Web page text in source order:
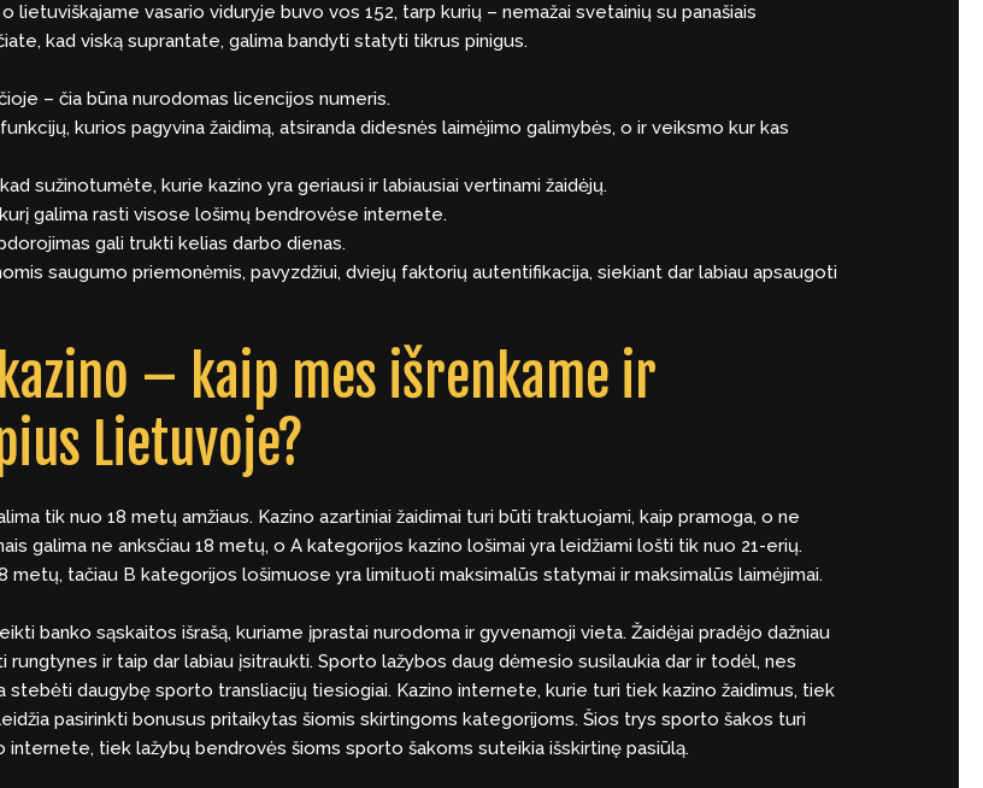
lietuviškajame vasario viduryje buvo vos 152, tarp kurių – nemažai svetainių su panašiais
kad viską suprantate, galima bandyti statyti tikrus pinigus.
– čia būna nurodomas licencijos numeris.
kurios pagyvina žaidimą, atsiranda didesnės laimėjimo galimybės, o ir veiksmo kur kas
sužinotumėte, kurie kazino yra geriausi ir labiausiai vertinami žaidėjų.
galima rasti visose lošimų bendrovėse internete.
gali trukti kelias darbo dienas.
saugumo priemonėmis, pavyzdžiui, dviejų faktorių autentifikacija, siekiant dar labiau apsaugoti
– kaip mes išrenkame ir
Lietuvoje?
tik nuo 18 metų amžiaus. Kazino azartiniai žaidimai turi būti traktuojami, kaip pramoga, o ne
galima ne anksčiau 18 metų, o A kategorijos kazino lošimai yra leidžiami lošti tik nuo 21-erių.
tačiau B kategorijos lošimuose yra limituoti maksimalūs statymai ir maksimalūs laimėjimai.
banko sąskaitos išrašą, kuriame įprastai nurodoma ir gyvenamoji vieta. Žaidėjai pradėjo dažniau
ir taip dar labiau įsitraukti. Sporto lažybos daug dėmesio susilaukia dar ir todėl, nes
stebėti daugybę sporto transliacijų tiesiogiai. Kazino internete, kurie turi tiek kazino žaidimus, tiek
pasirinkti bonusus pritaikytas šiomis skirtingoms kategorijoms. Šios trys sporto šakos turi
tiek lažybų bendrovės šioms sporto šakoms suteikia išskirtinę pasiūlą.